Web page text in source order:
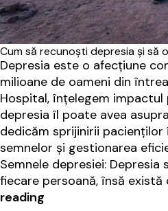
Cum să recunoști depresia și să
Depresia este o afecțiune
milioane de oameni din
Hospital, înțelegem
depresia îl poate avea
dedicăm sprijinirii
semnelor și gestionarea
Semnele depresiei:
fiecare persoană, însă există
reading